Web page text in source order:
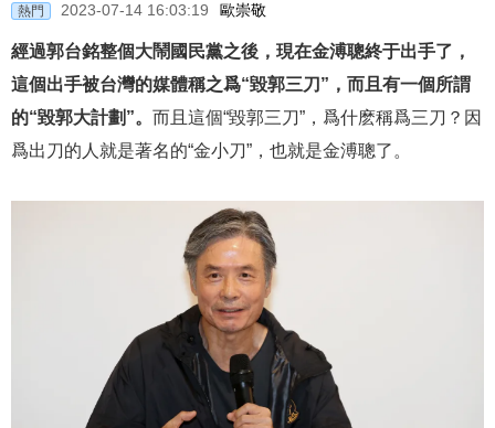
熱門 2023-07-14 16:03:19 歐崇敬
經過郭台銘整個大鬧國民黨之後，現在金溥聰終于出手了，
這個出手被台灣的媒體稱之爲“毀郭三刀”，而且有一個所謂
的“毀郭大計劃”。 而且這個“毀郭三刀”，爲什麽稱爲三刀？因
爲出刀的人就是著名的“金小刀”，也就是金溥聰了。